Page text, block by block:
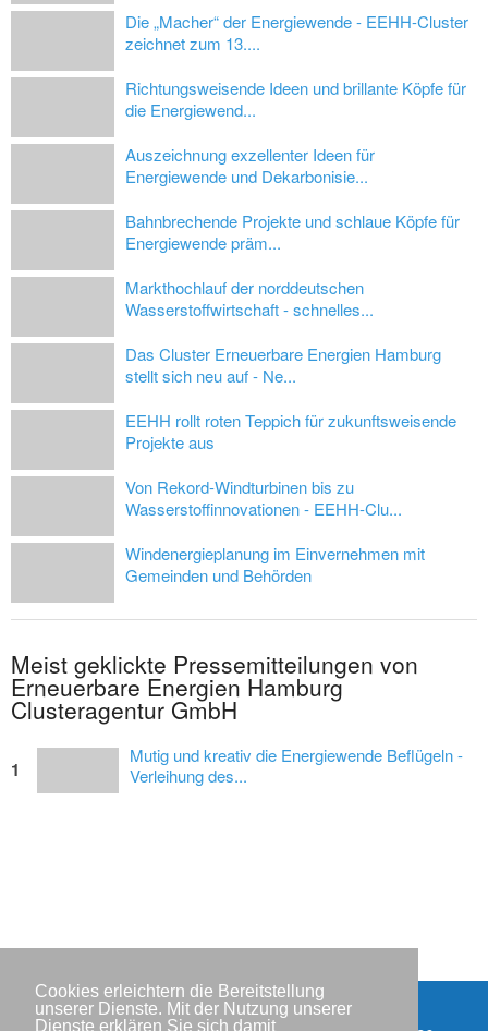
Cookies erleichtern die Bereitstellung
unserer Dienste. Mit der Nutzung unserer
Dienste erklären Sie sich damit
Die „Macher“ der Energiewende - EEHH-Cluster
zeichnet zum 13....
Richtungsweisende Ideen und brillante Köpfe für
die Energiewend...
Auszeichnung exzellenter Ideen für
Energiewende und Dekarbonisie...
Bahnbrechende Projekte und schlaue Köpfe für
Energiewende präm...
Markthochlauf der norddeutschen
Wasserstoffwirtschaft - schnelles...
Das Cluster Erneuerbare Energien Hamburg
stellt sich neu auf - Ne...
EEHH rollt roten Teppich für zukunftsweisende
Projekte aus
Von Rekord-Windturbinen bis zu
Wasserstoffinnovationen - EEHH-Clu...
Windenergieplanung im Einvernehmen mit
Gemeinden und Behörden
Meist geklickte Pressemitteilungen von
Erneuerbare Energien Hamburg
Clusteragentur GmbH
1
Mutig und kreativ die Energiewende Beflügeln -
Verleihung des...